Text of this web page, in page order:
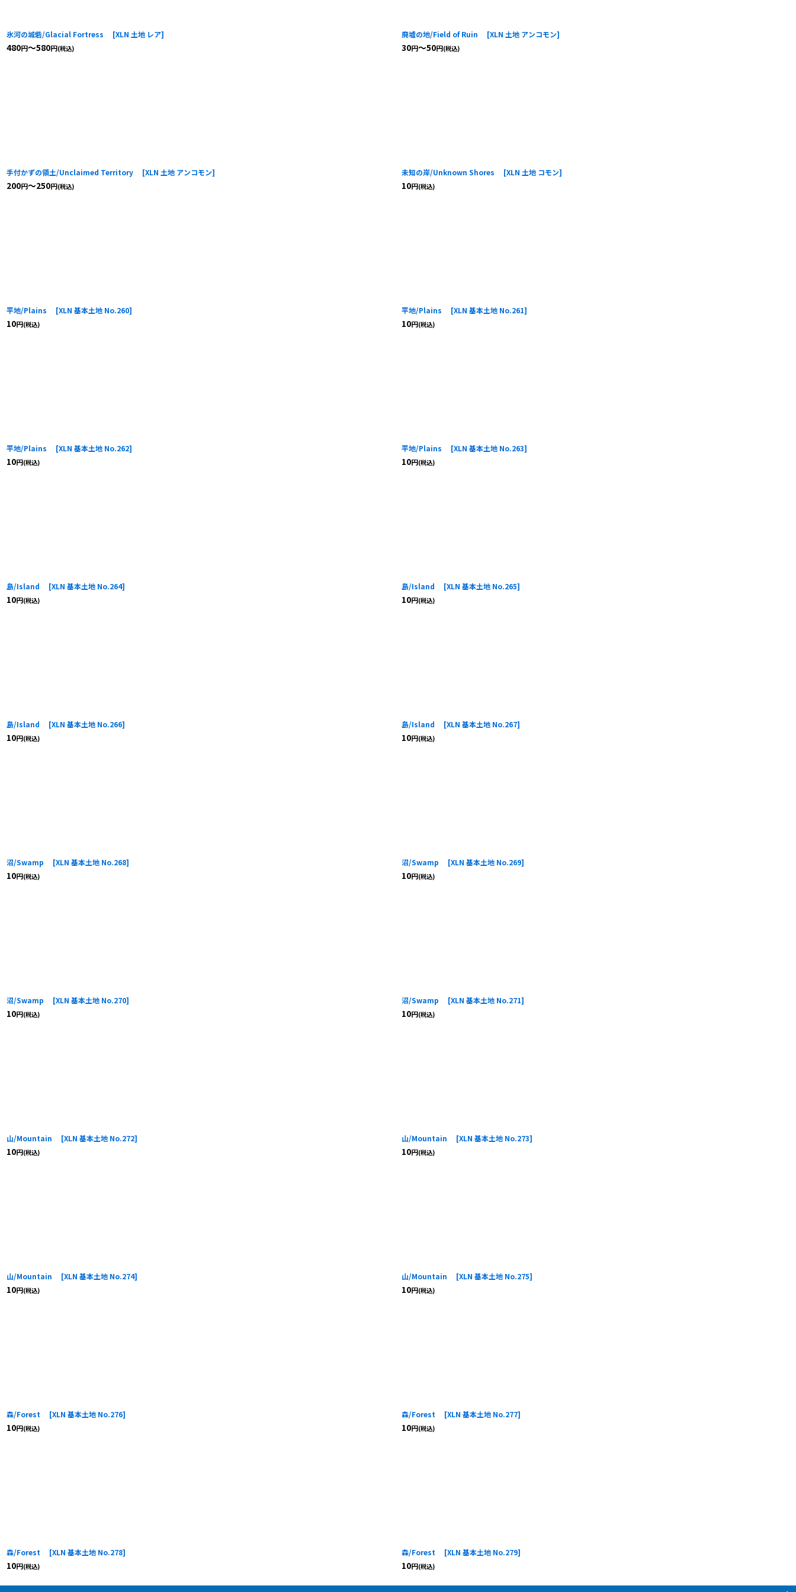
氷河の城砦/Glacial Fortress [XLN 土地 レア]
480円～580円(税込)
廃墟の地/Field of Ruin [XLN 土地 アンコモン]
30円～50円(税込)
手付かずの領土/Unclaimed Territory [XLN 土地 アンコモン]
200円～250円(税込)
未知の岸/Unknown Shores [XLN 土地 コモン]
10円(税込)
平地/Plains [XLN 基本土地 No.260]
10円(税込)
平地/Plains [XLN 基本土地 No.261]
10円(税込)
平地/Plains [XLN 基本土地 No.262]
10円(税込)
平地/Plains [XLN 基本土地 No.263]
10円(税込)
島/Island [XLN 基本土地 No.264]
10円(税込)
島/Island [XLN 基本土地 No.265]
10円(税込)
島/Island [XLN 基本土地 No.266]
10円(税込)
島/Island [XLN 基本土地 No.267]
10円(税込)
沼/Swamp [XLN 基本土地 No.268]
10円(税込)
沼/Swamp [XLN 基本土地 No.269]
10円(税込)
沼/Swamp [XLN 基本土地 No.270]
10円(税込)
沼/Swamp [XLN 基本土地 No.271]
10円(税込)
山/Mountain [XLN 基本土地 No.272]
10円(税込)
山/Mountain [XLN 基本土地 No.273]
10円(税込)
山/Mountain [XLN 基本土地 No.274]
10円(税込)
山/Mountain [XLN 基本土地 No.275]
10円(税込)
森/Forest [XLN 基本土地 No.276]
10円(税込)
森/Forest [XLN 基本土地 No.277]
10円(税込)
森/Forest [XLN 基本土地 No.278]
10円(税込)
森/Forest [XLN 基本土地 No.279]
10円(税込)